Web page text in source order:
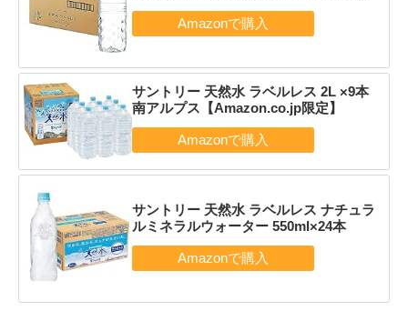
サントリー 天然水 ラベルレス 2L ×9本
南アルプス【Amazon.co.jp限定】
サントリー 天然水 ラベルレス ナチュラ
ルミネラルウォーター 550ml×24本